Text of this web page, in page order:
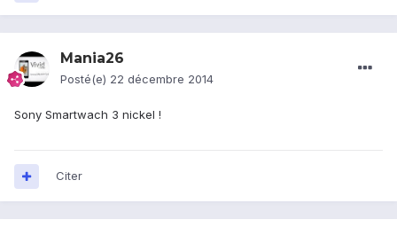
Mania26
Posté(e) 22 décembre 2014
Sony Smartwach 3 nickel !
Citer